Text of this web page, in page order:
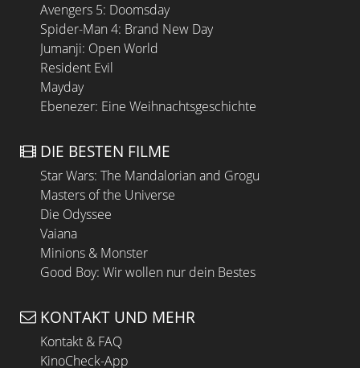
Avengers 5: Doomsday
Spider-Man 4: Brand New Day
Jumanji: Open World
Resident Evil
Mayday
Ebenezer: Eine Weihnachtsgeschichte
DIE BESTEN FILME
Star Wars: The Mandalorian and Grogu
Masters of the Universe
Die Odyssee
Vaiana
Minions & Monster
Good Boy: Wir wollen nur dein Bestes
KONTAKT UND MEHR
Kontakt & FAQ
KinoCheck-App